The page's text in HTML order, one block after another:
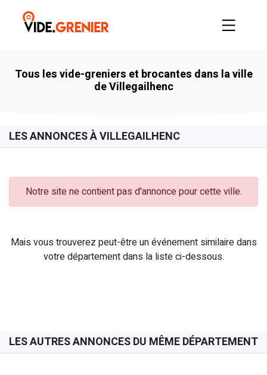
Tous les vide-greniers et brocantes dans la ville
de Villegailhenc
LES ANNONCES À VILLEGAILHENC
Notre site ne contient pas d'annonce pour cette ville.
Mais vous trouverez peut-être un événement similaire dans
votre département dans la liste ci-dessous.
LES AUTRES ANNONCES DU MÊME DÉPARTEMENT